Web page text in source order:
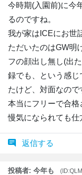
今時期(入園前)に今
るのですね。
我が家はICEにお世
ただいたのはGW明
フの顔出し無し(出
録でも、という感
たけど、対面なので
本当にフリーで合
慢気になられても
返信する
投稿者: 今年も